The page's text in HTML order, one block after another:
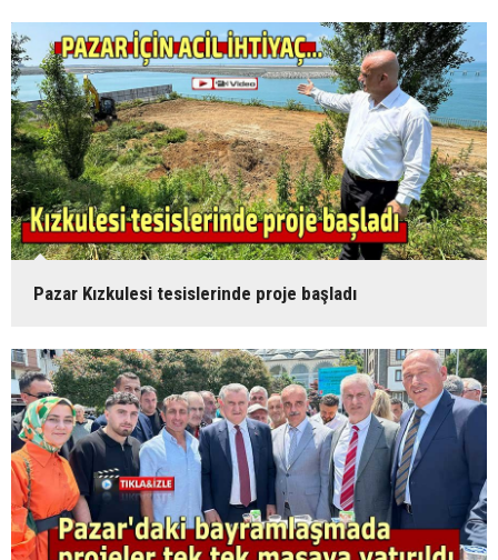
Pazar Kızkulesi tesislerinde proje başladı